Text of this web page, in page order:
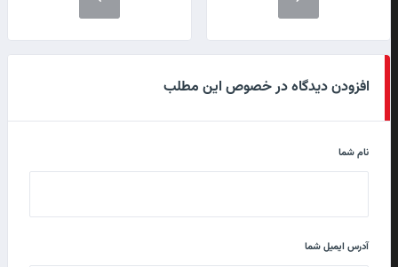
افزودن دیدگاه در خصوص این مطلب
نام شما
آدرس ایمیل شما